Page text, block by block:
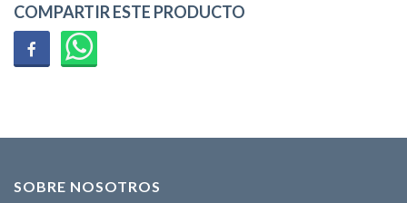
COMPARTIR ESTE PRODUCTO
SOBRE NOSOTROS